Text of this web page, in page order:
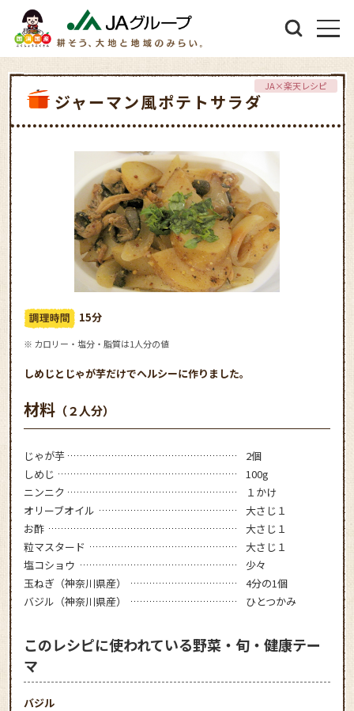
ジャーマン風ポテトサラダ
JA×楽天レシピ
15分
※ カロリー・塩分・脂質は1人分の値
しめじとじゃが芋だけでヘルシーに作りました。
材料 （２人分）
じゃが芋
2個
しめじ
100g
ニンニク
１かけ
オリーブオイル
大さじ１
お酢
大さじ１
粒マスタード
大さじ１
塩コショウ
少々
玉ねぎ（神奈川県産）
4分の1個
バジル（神奈川県産）
ひとつかみ
このレシピに使われている野菜・旬・健康テー
マ
バジル